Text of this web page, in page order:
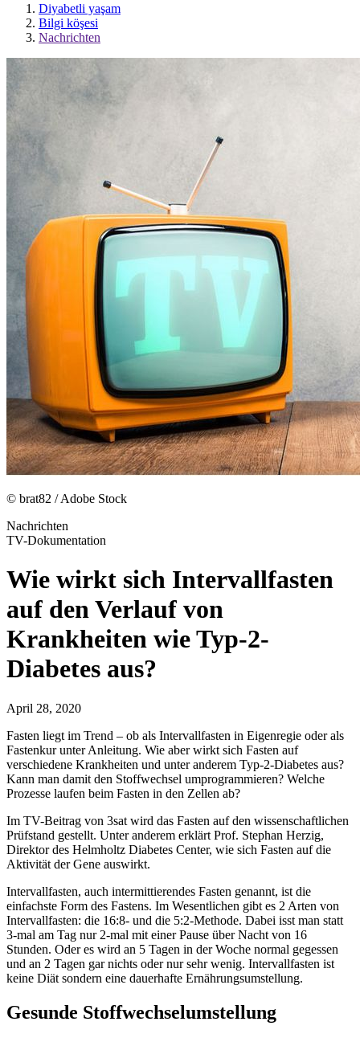
Diyabetli yaşam
Bilgi köşesi
Nachrichten
© brat82 / Adobe Stock
Nachrichten
TV-Dokumentation
Wie wirkt sich Intervallfasten
auf den Verlauf von
Krankheiten wie Typ-2-
Diabetes aus?
April 28, 2020
Fasten liegt im Trend – ob als Intervallfasten in Eigenregie oder als
Fastenkur unter Anleitung. Wie aber wirkt sich Fasten auf
verschiedene Krankheiten und unter anderem Typ-2-Diabetes aus?
Kann man damit den Stoffwechsel umprogrammieren? Welche
Prozesse laufen beim Fasten in den Zellen ab?
Im TV-Beitrag von 3sat wird das Fasten auf den wissenschaftlichen
Prüfstand gestellt. Unter anderem erklärt Prof. Stephan Herzig,
Direktor des Helmholtz Diabetes Center, wie sich Fasten auf die
Aktivität der Gene auswirkt.
Intervallfasten, auch intermittierendes Fasten genannt, ist die
einfachste Form des Fastens. Im Wesentlichen gibt es 2 Arten von
Intervallfasten: die 16:8- und die 5:2-Methode. Dabei isst man statt
3-mal am Tag nur 2-mal mit einer Pause über Nacht von 16
Stunden. Oder es wird an 5 Tagen in der Woche normal gegessen
und an 2 Tagen gar nichts oder nur sehr wenig. Intervallfasten ist
keine Diät sondern eine dauerhafte Ernährungsumstellung.
Gesunde Stoffwechselumstellung